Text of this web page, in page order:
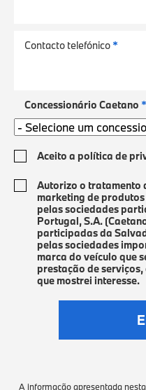
Contacto telefónico *
Concessionário Caetano *
Aceito a política de
Autorizo o tratamento
marketing de
pelas sociedades
Portugal, S.A.
participadas da
pelas sociedades
marca do veículo que
prestação de
que mostrei interesse.
A informação apresentada
Contacto telefónico *
Concessionário Caetano *
Aceito a política de
Autorizo o tratamento
marketing de
pelas sociedades
Portugal, S.A.
participadas da
pelas sociedades
marca do veículo que
prestação de
que mostrei interesse.
A informação apresentada